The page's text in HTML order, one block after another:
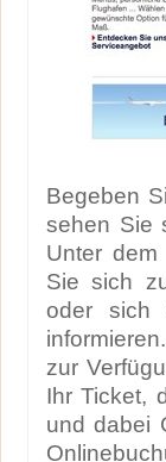
Begeben
sehen Sie
Unter
Sie sich
oder sich
zur
Ihr Ticket,
und dabei